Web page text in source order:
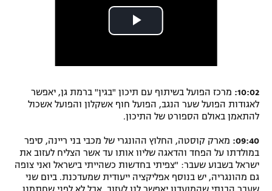
10:02:
מרכז הפועל בשיתוף עם תיכון "בגין" ברמת גן, יאפשר
לאגודות הפועל שער הנגב, הפועל חוף אשקלון והפועל אשכול
להתאמן באולם הספורט של התיכון.
09:40:
מארק קוסטה, החלוץ ההונגרי של מכבי בני ריינה, סיפר
במולדתו על הפחד והדאגה שליוו אותו עד אשר הצליח לעזוב את
ישראל בשבוע שעבר: "צפיתי בחדשות כשהייתי בישראל ואני צופה
גם מהונגריה, יש בנוסף אפליקציה ייעודית שמעדכנת. ביום שני